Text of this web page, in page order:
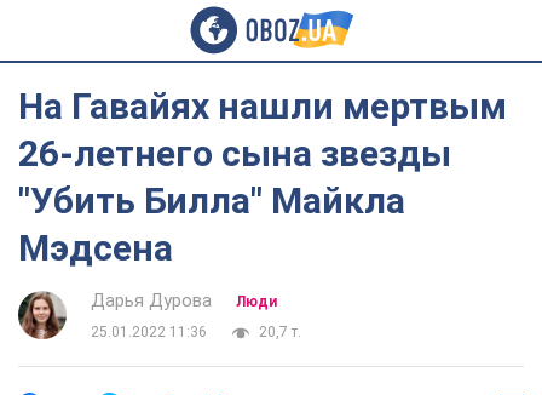
На Гавайях нашли мертвым
26-летнего сына звезды
"Убить Билла" Майкла
Мэдсена
Дарья Дурова
Люди
25.01.2022 11:36
20,7 т.